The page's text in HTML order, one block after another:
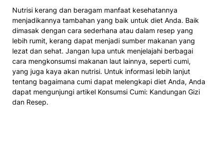
Nutrisi kerang dan beragam manfaat kesehatannya
menjadikannya tambahan yang baik untuk diet Anda. Baik
dimasak dengan cara sederhana atau dalam resep yang
lebih rumit, kerang dapat menjadi sumber makanan yang
lezat dan sehat. Jangan lupa untuk menjelajahi berbagai
cara mengkonsumsi makanan laut lainnya, seperti cumi,
yang juga kaya akan nutrisi. Untuk informasi lebih lanjut
tentang bagaimana cumi dapat melengkapi diet Anda, Anda
dapat mengunjungi artikel Konsumsi Cumi: Kandungan Gizi
dan Resep.